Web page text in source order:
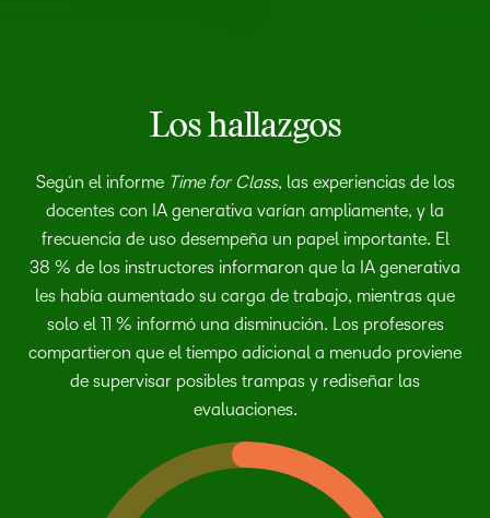
Los hallazgos
Según el informe Time for Class, las experiencias de los
docentes con IA generativa varían ampliamente, y la
frecuencia de uso desempeña un papel importante. El
38 % de los instructores informaron que la IA generativa
les había aumentado su carga de trabajo, mientras que
solo el 11 % informó una disminución. Los profesores
compartieron que el tiempo adicional a menudo proviene
de supervisar posibles trampas y rediseñar las
evaluaciones.